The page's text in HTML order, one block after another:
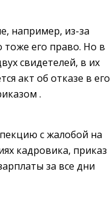
например, из-за
тоже его право. Но в
свидетелей, в их
акт об отказе в его
.
с жалобой на
кадровика, приказ
за все дни